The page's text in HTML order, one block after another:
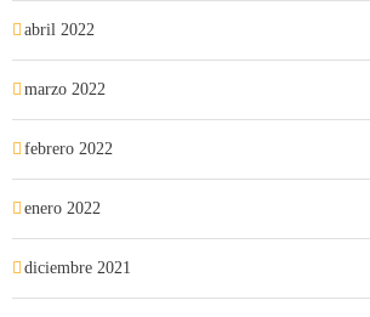
abril 2022
marzo 2022
febrero 2022
enero 2022
diciembre 2021